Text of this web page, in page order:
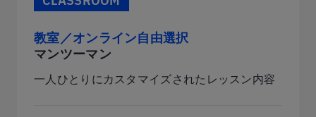
教室／オンライン自由選択
マンツーマン
一人ひとりにカスタマイズされたレッスン内容